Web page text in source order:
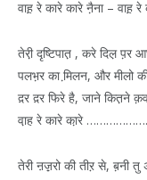
वाह़ रे कारे कारे नै़ना – वाह़ रे
तेरी़ दृष्टिपात़ , करे दिल़ प़र
पलभ़र का मि़लन, और मीलो
द़र द़र फिरे है, जाने कित़ने
वा़ह रे कारे का़रे
तेरी ऩज़़रो की तीऱ से, ब़नी तु